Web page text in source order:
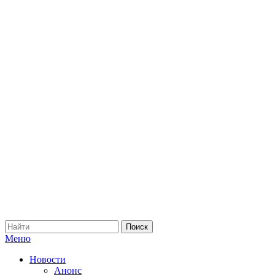
Меню
Новости
Анонс